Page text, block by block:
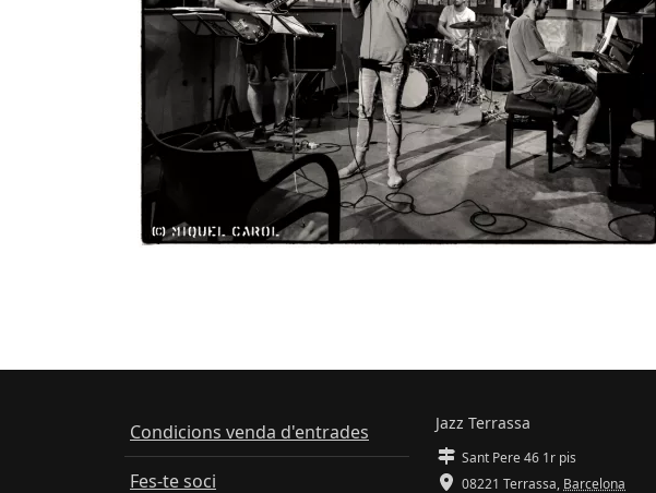
Condicions venda d'entrades
Fes-te soci
Jazz Terrassa
Sant Pere 46 1r pis
08221 Terrassa, Barcelona